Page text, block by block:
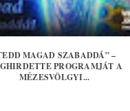
MAGAD SZABADDÁ” –
PROGRAMJÁT A
MÉZESVÖLGYI...